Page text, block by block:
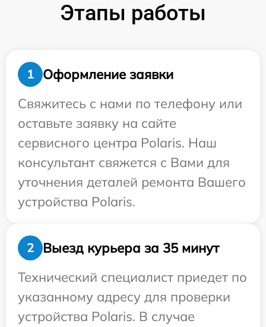
Этапы работы
1
Оформление заявки
Свяжитесь с нами по телефону или
оставьте заявку на сайте
сервисного центра Polaris. Наш
консультант свяжется с Вами для
уточнения деталей ремонта Вашего
устройства Polaris.
2
Выезд курьера за 35 минут
Технический специалист приедет по
указанному адресу для проверки
устройства Polaris. В случае